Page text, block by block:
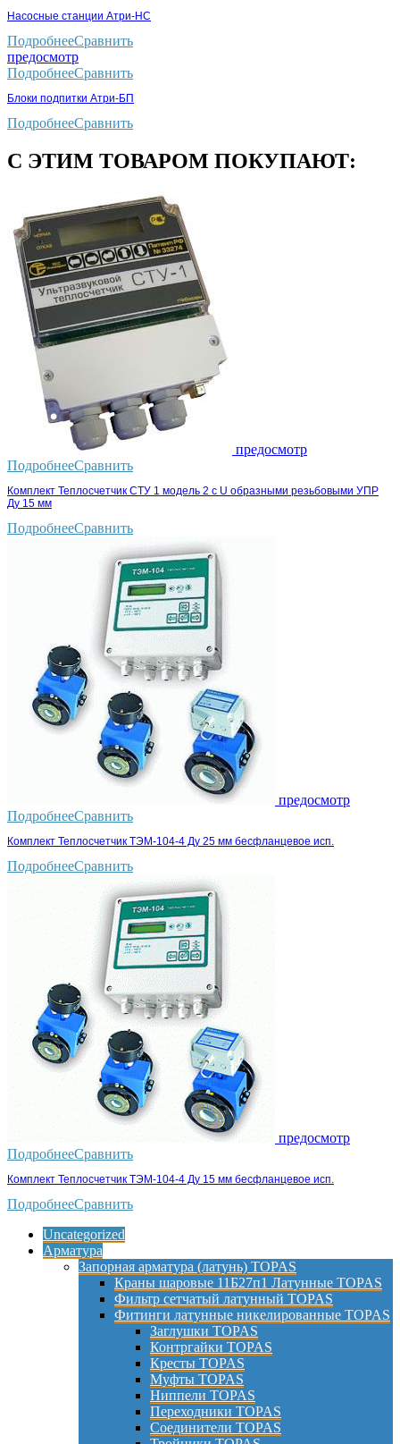
Насосные станции Атри-НС
ПодробнееСравнить
предосмотр
ПодробнееСравнить
Блоки подпитки Атри-БП
ПодробнееСравнить
С ЭТИМ ТОВАРОМ ПОКУПАЮТ:
предосмотр
ПодробнееСравнить
Комплект Теплосчетчик СТУ 1 модель 2 с U образными резьбовыми УПР
Ду 15 мм
ПодробнееСравнить
предосмотр
ПодробнееСравнить
Комплект Теплосчетчик ТЭМ-104-4 Ду 25 мм бесфланцевое исп.
ПодробнееСравнить
предосмотр
ПодробнееСравнить
Комплект Теплосчетчик ТЭМ-104-4 Ду 15 мм бесфланцевое исп.
ПодробнееСравнить
Uncategorized
Арматура
Запорная арматура (латунь) TOPAS
Краны шаровые 11Б27п1 Латунные TOPAS
Фильтр сетчатый латунный TOPAS
Фитинги латунные никелированные TOPAS
Заглушки TOPAS
Контргайки TOPAS
Кресты TOPAS
Муфты TOPAS
Ниппели TOPAS
Переходники TOPAS
Соединители TOPAS